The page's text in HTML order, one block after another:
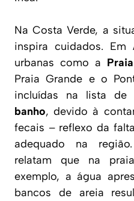
Na Costa Verde, a
inspira cuidados. Em
urbanas como a
Praia Grande e o
incluídas na lista de
banho, devido à
fecais – reflexo da
adequado na
relatam que na
exemplo, a água
bancos de areia